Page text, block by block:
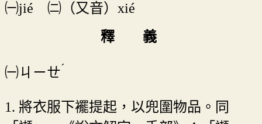
㈠jié ㈡（又音）xié
釋 義
㈠ㄐㄧㄝˊ
1. 將衣服下襬提起，以兜圍物品。同